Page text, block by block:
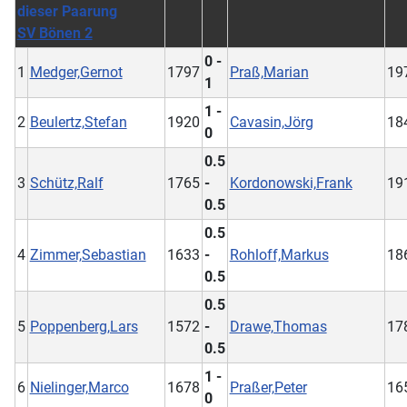
SV Bönen 2
1 Medger,Gernot 1797
0 -
1
Praß,Marian
2 Beulertz,Stefan 1920
1 -
0
Cavasin,Jörg
3 Schütz,Ralf 1765
0.5
-
0.5
Kordonowski,Frank
4 Zimmer,Sebastian 1633
0.5
-
0.5
Rohloff,Markus
5 Poppenberg,Lars 1572
0.5
-
0.5
Drawe,Thomas
6 Nielinger,Marco 1678
1 -
0
Praßer,Peter